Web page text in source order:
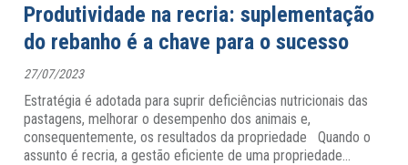
Produtividade na recria: suplementação
do rebanho é a chave para o sucesso
27/07/2023
Estratégia é adotada para suprir deficiências nutricionais das
pastagens, melhorar o desempenho dos animais e,
consequentemente, os resultados da propriedade Quando o
assunto é recria, a gestão eficiente de uma propriedade